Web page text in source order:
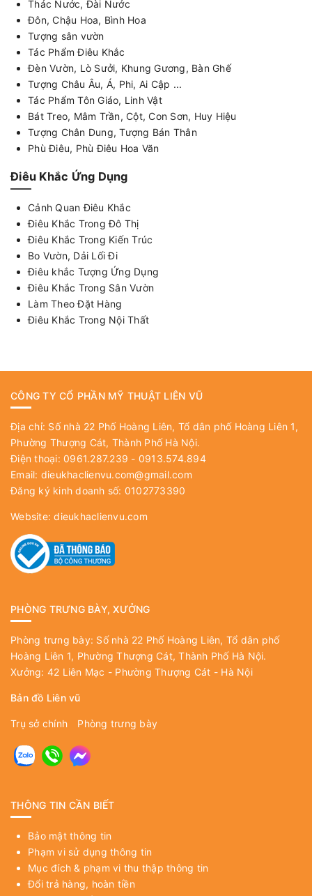
Thác Nước, Đài Nước
Đôn, Chậu Hoa, Bình Hoa
Tượng sân vườn
Tác Phẩm Điêu Khắc
Đèn Vườn, Lò Sưởi, Khung Gương, Bàn Ghế
Tượng Châu Âu, Á, Phi, Ai Cập ...
Tác Phẩm Tôn Giáo, Linh Vật
Bát Treo, Mâm Trần, Cột, Con Sơn, Huy Hiệu
Tượng Chân Dung, Tượng Bán Thân
Phù Điêu, Phù Điêu Hoa Văn
Điêu Khắc Ứng Dụng
Cảnh Quan Điêu Khắc
Điêu Khắc Trong Đô Thị
Điêu Khắc Trong Kiến Trúc
Bo Vườn, Dải Lối Đi
Điêu khắc Tượng Ứng Dụng
Điêu Khắc Trong Sân Vườn
Làm Theo Đặt Hàng
Điêu Khắc Trong Nội Thất
CÔNG TY CỔ PHẦN MỸ THUẬT LIÊN VŨ
Địa chỉ: Số nhà 22 Phố Hoàng Liên, Tổ dân phố Hoàng Liên 1,
Phường Thượng Cát, Thành Phố Hà Nội.
Điện thoại: 0961.287.239 - 0913.574.894
Email: dieukhaclienvu.com@gmail.com
Đăng ký kinh doanh số: 0102773390
Website:dieukhaclienvu.com
PHÒNG TRƯNG BÀY, XƯỞNG
Phòng trưng bày: Số nhà 22 Phố Hoàng Liên, Tổ dân phố
Hoàng Liên 1, Phường Thượng Cát, Thành Phố Hà Nội.
Xưởng: 42 Liên Mạc - Phường Thượng Cát - Hà Nội
Bản đồ Liên vũ
Trụ sở chính Phòng trưng bày
THÔNG TIN CẦN BIẾT
Bảo mật thông tin
Phạm vi sử dụng thông tin
Mục đích & phạm vi thu thập thông tin
Đổi trả hàng, hoàn tiền